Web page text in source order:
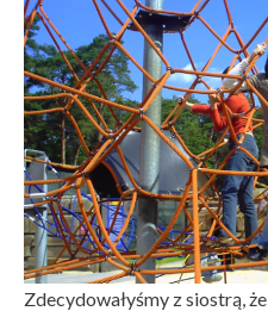
Zdecydowałyśmy z siostrą,